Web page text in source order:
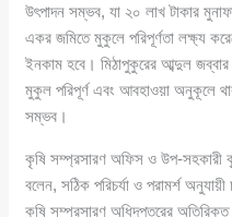
উৎপাদন সম্ভব, যা ২০ লাখ টাকার
একর জমিতে মুকুলে পরিপূর্ণতা লক্ষ্য
ইনকাম হবে। মিঠাপুকুরের আব্দুল
মুকুল পরিপূর্ণ এবং আবহাওয়া অনুকূলে
সম্ভব।
কৃষি সম্প্রসারণ অফিস ও উপ-সহকারী
বলেন, সঠিক পরিচর্যা ও পরামর্শ
কৃষি সম্প্রসারণ অধিদপ্তরের অতিরিক্ত